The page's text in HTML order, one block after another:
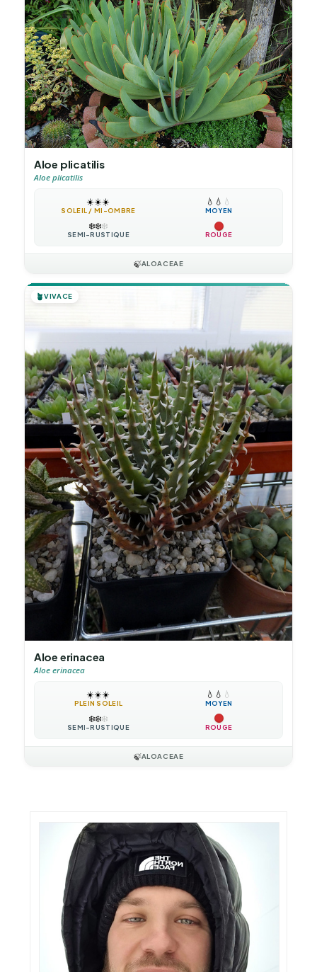
Aloe plicatilis
Aloe plicatilis
☀️☀️☀️
SOLEIL / MI-OMBRE
💧 💧 💧
MOYEN
❄️❄️❄️
SEMI-RUSTIQUE ROUGE
🍃ALOACEAE
🪴VIVACE
Aloe erinacea
Aloe erinacea
☀️☀️☀️
PLEIN SOLEIL
💧 💧 💧
MOYEN
❄️❄️❄️
SEMI-RUSTIQUE ROUGE
🍃ALOACEAE